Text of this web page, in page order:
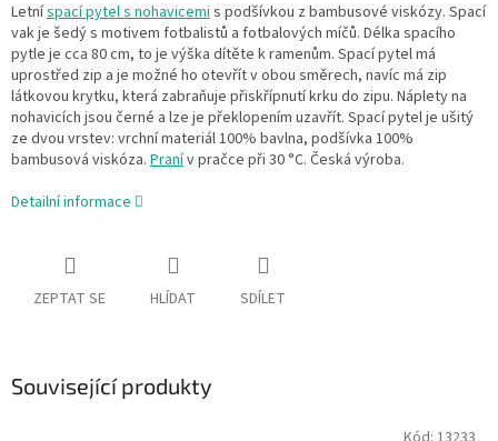
Letníspací pytel s nohavicemis podšívkou z bambusové viskózy. Spací
vak je šedý s motivem fotbalistů a fotbalových míčů. Délka spacího
pytle je cca 80 cm, to je výška dítěte k ramenům. Spací pytel má
uprostřed zip a je možné ho otevřít v obou směrech, navíc má zip
látkovou krytku, která zabraňuje přiskřípnutí krku do zipu. Náplety na
nohavicích jsou černé a lze je překlopením uzavřít. Spací pytel je ušitý
ze dvou vrstev: vrchní materiál 100% bavlna, podšívka 100%
bambusová viskóza. Pranív pračce při 30 °C. Česká výroba.
Detailní informace
ZEPTAT SE HLÍDAT SDÍLET
Související produkty